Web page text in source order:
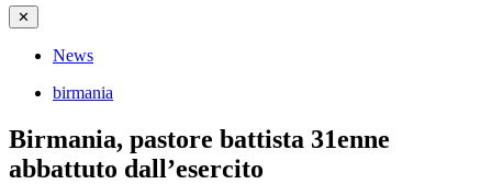
✕
News
birmania
Birmania, pastore battista 31enne
abbattuto dall’esercito